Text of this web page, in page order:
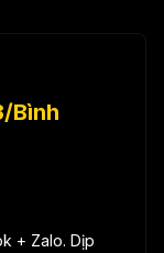
Bình
+ Zalo. Dịp